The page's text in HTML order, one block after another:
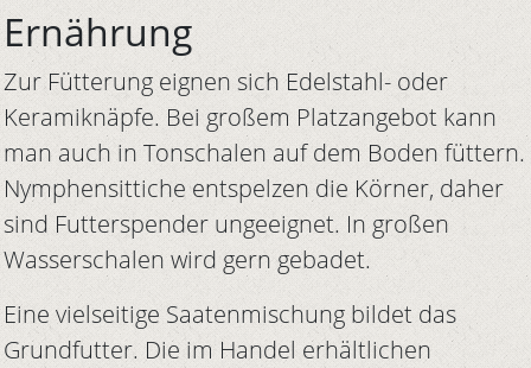
Ernährung
Zur Fütterung eignen sich Edelstahl- oder
Keramiknäpfe. Bei großem Platzangebot kann
man auch in Tonschalen auf dem Boden füttern.
Nymphensittiche entspelzen die Körner, daher
sind Futterspender ungeeignet. In großen
Wasserschalen wird gern gebadet.
Eine vielseitige Saatenmischung bildet das
Grundfutter. Die im Handel erhältlichen